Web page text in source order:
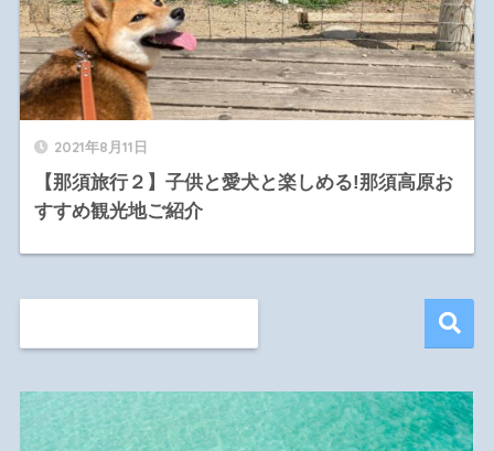
2021年8月11日
【那須旅行２】子供と愛犬と楽しめる!那須高原お
すすめ観光地ご紹介